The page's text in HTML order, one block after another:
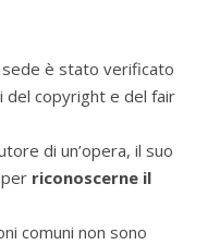
è stato verificato
del copyright e del fair
di un’opera, il suo
riconoscerne il
comuni non sono